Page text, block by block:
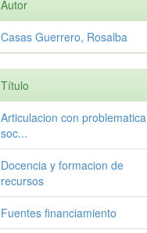
Autor
Casas Guerrero, Rosalba
Título
Articulacion con problematica
soc...
Docencia y formacion de
recursos
Fuentes financiamiento